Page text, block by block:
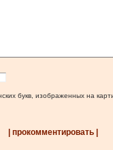
букв, изображенных на
| прокомментировать |